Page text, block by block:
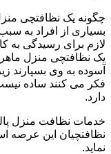
چگونه یک نظافتچی
بسیاری از افراد به
لازم برای رسیدگی به
یک نظافتچی منزل ماهر
آسوده به وی بسپارند
فکر می کنند ساده
دارد.
خدمات نظافت منزل
نظافتچیان این عرصه
نماید.